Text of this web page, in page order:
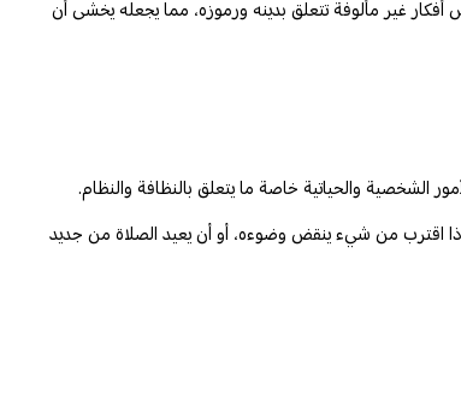
غير مألوفة تتعلق بدينه ورموزه، مما يجعله يخشى أن
والحياتية خاصة ما يتعلق بالنظافة والنظام.
اقترب من شيء ينقض وضوءه، أو أن يعيد الصلاة من جديد